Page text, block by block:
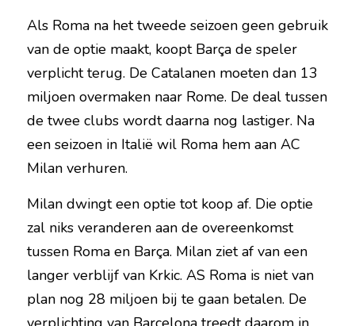
Als Roma na het tweede seizoen geen gebruik
van de optie maakt, koopt Barça de speler
verplicht terug. De Catalanen moeten dan 13
miljoen overmaken naar Rome. De deal tussen
de twee clubs wordt daarna nog lastiger. Na
een seizoen in Italië wil Roma hem aan AC
Milan verhuren.
Milan dwingt een optie tot koop af. Die optie
zal niks veranderen aan de overeenkomst
tussen Roma en Barça. Milan ziet af van een
langer verblijf van Krkic. AS Roma is niet van
plan nog 28 miljoen bij te gaan betalen. De